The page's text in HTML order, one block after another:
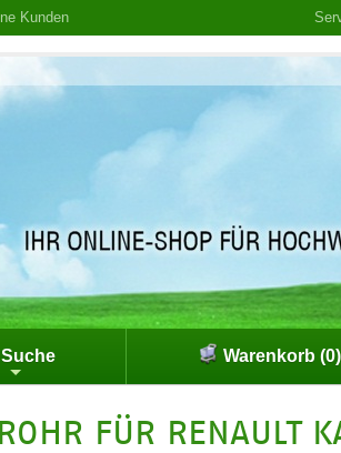
Kunden
Suche Warenkorb (0)
FÜR RENAULT